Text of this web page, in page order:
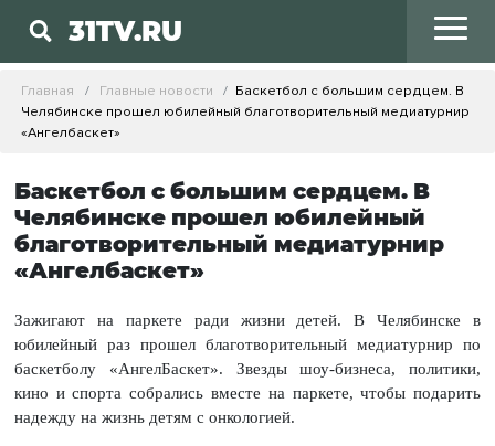
31TV.RU
Главная Главные новости
Баскетбол с большим сердцем. В
Челябинске прошел юбилейный благотворительный медиатурнир
«Ангелбаскет»
Баскетбол с большим сердцем. В
Челябинске прошел юбилейный
благотворительный медиатурнир
«Ангелбаскет»
Зажигают на паркете ради жизни детей. В Челябинске в
юбилейный раз прошел благотворительный медиатурнир по
баскетболу «АнгелБаскет». Звезды шоу-бизнеса, политики,
кино и спорта собрались вместе на паркете, чтобы подарить
надежду на жизнь детям с онкологией.